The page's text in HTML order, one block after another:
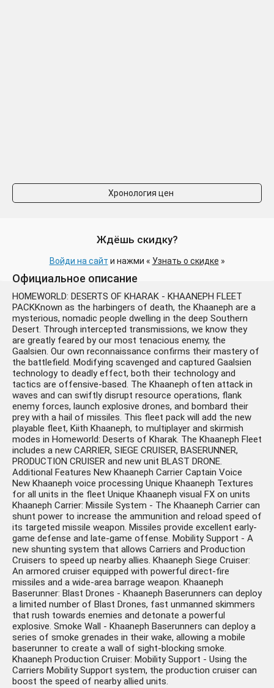
Хронология цен
Ждёшь скидку?
Войди на сайт и нажми « Узнать о скидке »
Официальное описание
HOMEWORLD: DESERTS OF KHARAK - KHAANEPH FLEET
PACKKnown as the harbingers of death, the Khaaneph are a
mysterious, nomadic people dwelling in the deep Southern
Desert. Through intercepted transmissions, we know they
are greatly feared by our most tenacious enemy, the
Gaalsien. Our own reconnaissance confirms their mastery of
the battlefield. Modifying scavenged and captured Gaalsien
technology to deadly effect, both their technology and
tactics are offensive-based. The Khaaneph often attack in
waves and can swiftly disrupt resource operations, flank
enemy forces, launch explosive drones, and bombard their
prey with a hail of missiles. This fleet pack will add the new
playable fleet, Kiith Khaaneph, to multiplayer and skirmish
modes in Homeworld: Deserts of Kharak. The Khaaneph Fleet
includes a new CARRIER, SIEGE CRUISER, BASERUNNER,
PRODUCTION CRUISER and new unit BLAST DRONE.
Additional Features New Khaaneph Carrier Captain Voice
New Khaaneph voice processing Unique Khaaneph Textures
for all units in the fleet Unique Khaaneph visual FX on units
Khaaneph Carrier: Missile System - The Khaaneph Carrier can
shunt power to increase the ammunition and reload speed of
its targeted missile weapon. Missiles provide excellent early-
game defense and late-game offense. Mobility Support - A
new shunting system that allows Carriers and Production
Cruisers to speed up nearby allies. Khaaneph Siege Cruiser:
An armored cruiser equipped with powerful direct-fire
missiles and a wide-area barrage weapon. Khaaneph
Baserunner: Blast Drones - Khaaneph Baserunners can deploy
a limited number of Blast Drones, fast unmanned skimmers
that rush towards enemies and detonate a powerful
explosive. Smoke Wall - Khaaneph Baserunners can deploy a
series of smoke grenades in their wake, allowing a mobile
baserunner to create a wall of sight-blocking smoke.
Khaaneph Production Cruiser: Mobility Support - Using the
Carriers Mobility Support system, the production cruiser can
boost the speed of nearby allied units.